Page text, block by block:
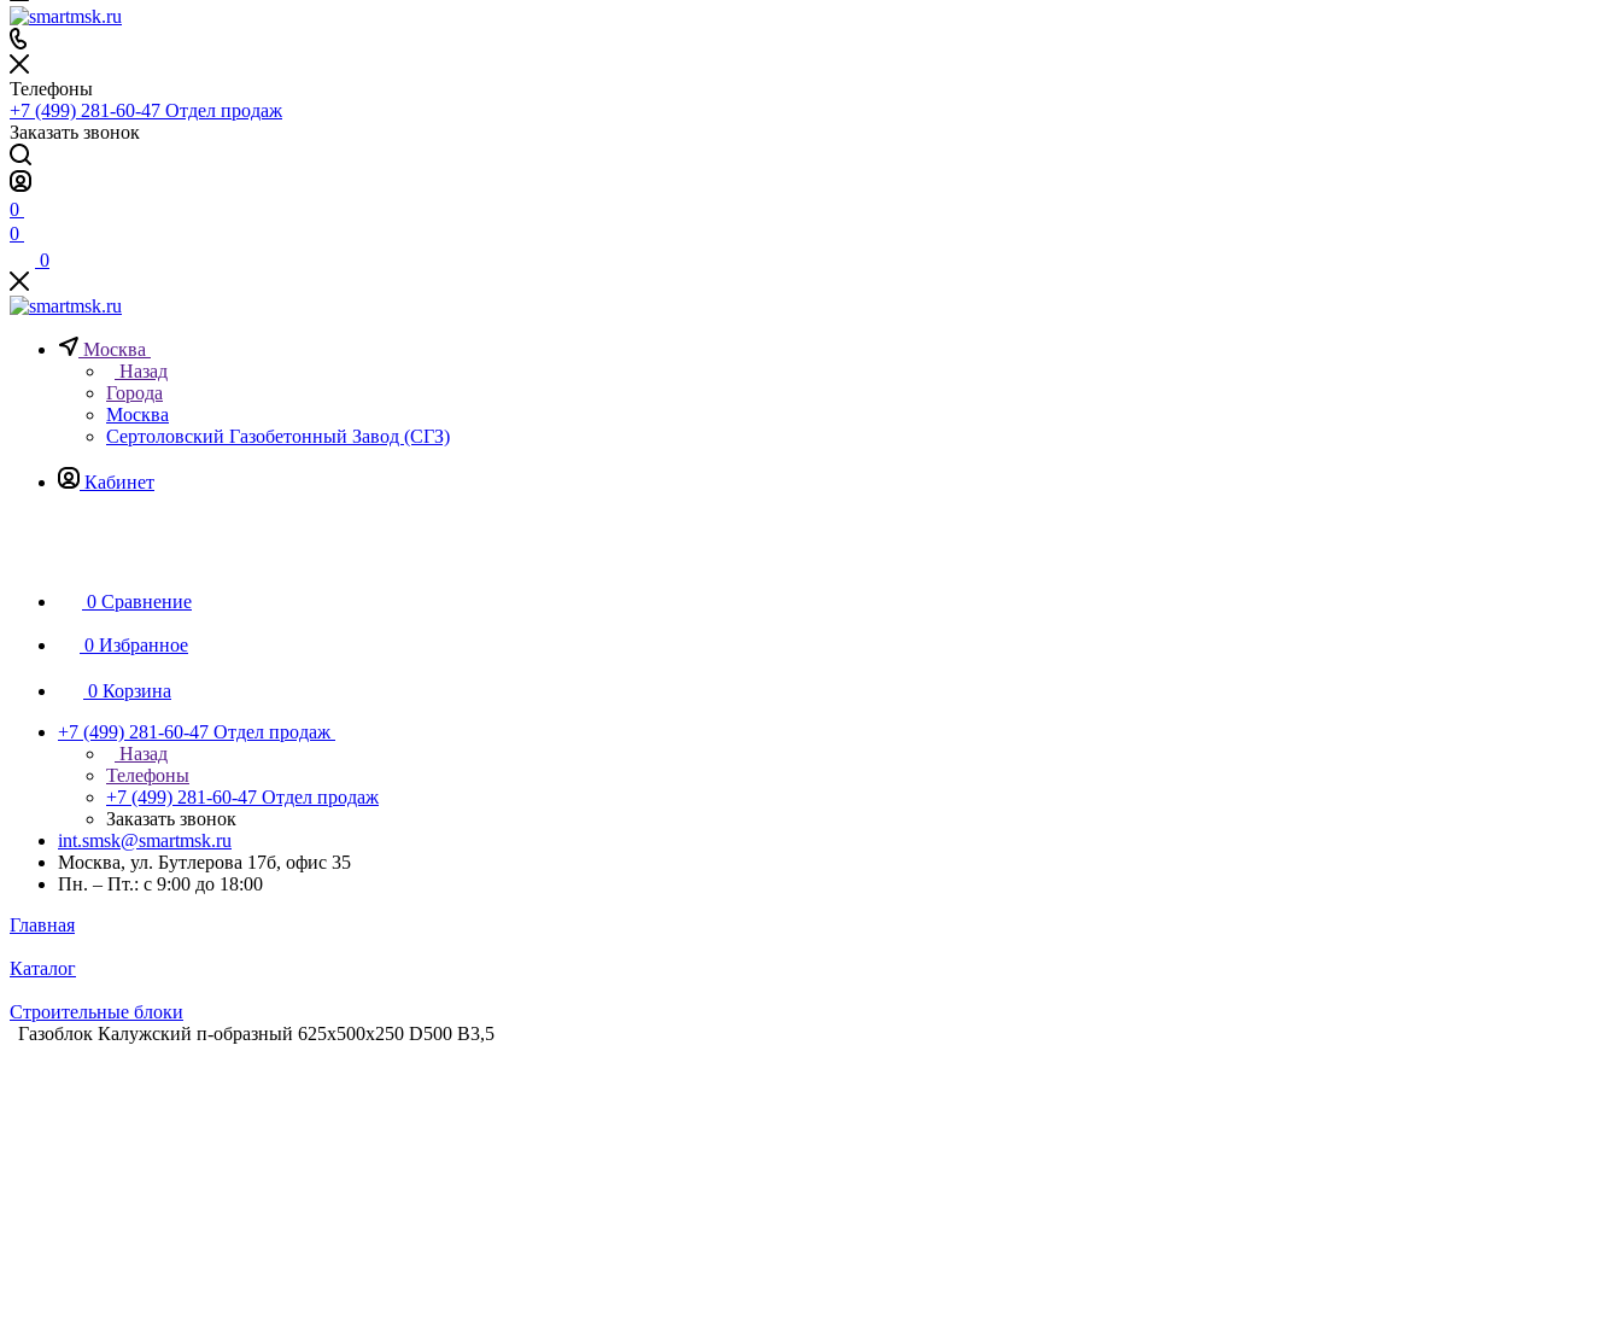
Телефоны
+7 (499) 281-60-47 Отдел продаж
Заказать звонок
0
0
0
Москва
Назад
Города
Москва
Сертоловский Газобетонный Завод (СГЗ)
Кабинет
0 Сравнение
0 Избранное
0 Корзина
+7 (499) 281-60-47 Отдел продаж
Назад
Телефоны
+7 (499) 281-60-47 Отдел продаж
Заказать звонок
int.smsk@smartmsk.ru
Москва, ул. Бутлерова 17б, офис 35
Пн. – Пт.: с 9:00 до 18:00
Главная
Каталог
Строительные блоки
Газоблок Калужский п-образный 625х500х250 D500 B3,5